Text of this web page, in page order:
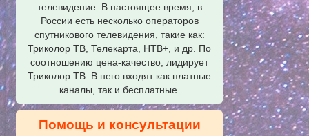
телевидение. В настоящее время, в
России есть несколько операторов
спутникового телевидения, такие как:
Триколор ТВ, Телекарта, НТВ+, и др. По
соотношению цена-качество, лидирует
Триколор ТВ. В него входят как платные
каналы, так и бесплатные.
Помощь и консультации